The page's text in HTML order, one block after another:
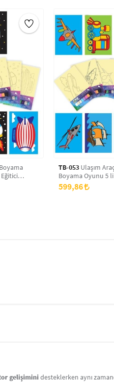
yapılacak etkinlikler arasında tuz
biridir.4 yaş, 5 yaş, 6 yaş, 7 yaş, 8 yaş,
ve aktiviteler için önerilen en iyi eğitici
Oyunu
TB-053 Ulaşım
Boyama Oyunu 5 li
Eğitici Aktivite ,
Oyunu TB-053
599,86
gelişimini desteklerken aynı